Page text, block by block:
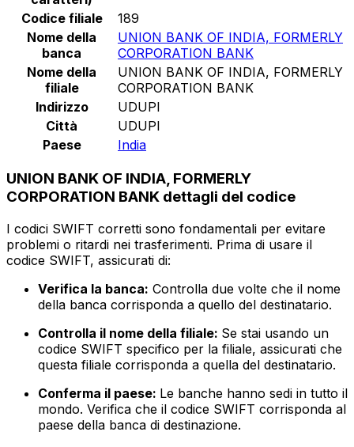
Codice filiale
189
Nome della
banca
UNION BANK OF INDIA, FORMERLY
CORPORATION BANK
Nome della
filiale
UNION BANK OF INDIA, FORMERLY
CORPORATION BANK
Indirizzo
UDUPI
Città
UDUPI
Paese
India
UNION BANK OF INDIA, FORMERLY
CORPORATION BANK dettagli del codice
I codici SWIFT corretti sono fondamentali per evitare
problemi o ritardi nei trasferimenti. Prima di usare il
codice SWIFT, assicurati di:
Verifica la banca: Controlla due volte che il nome
della banca corrisponda a quello del destinatario.
Controlla il nome della filiale: Se stai usando un
codice SWIFT specifico per la filiale, assicurati che
questa filiale corrisponda a quella del destinatario.
Conferma il paese: Le banche hanno sedi in tutto il
mondo. Verifica che il codice SWIFT corrisponda al
paese della banca di destinazione.